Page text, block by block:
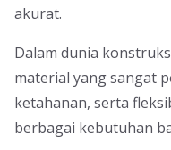
akurat.
Dalam dunia
material yang sangat
ketahanan, serta
berbagai kebutuhan